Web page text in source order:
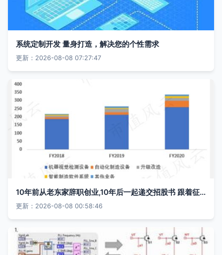
系统定制开发 量身打造，解决您的个性需求
更新：2026-08-08 07:27:47
10年前从老东家辞职创业,10年后一起递交招股书 跟着征途新视问询函,学习上市公司研究
更新：2026-08-08 00:58:46